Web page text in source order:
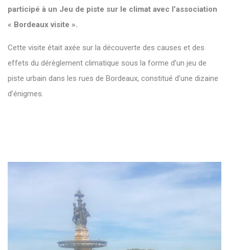
participé à un Jeu de piste sur le climat avec l’association
« Bordeaux visite ».
Cette visite était axée sur la découverte des causes et des
effets du dérèglement climatique sous la forme d’un jeu de
piste urbain dans les rues de Bordeaux, constitué d’une dizaine
d’énigmes.